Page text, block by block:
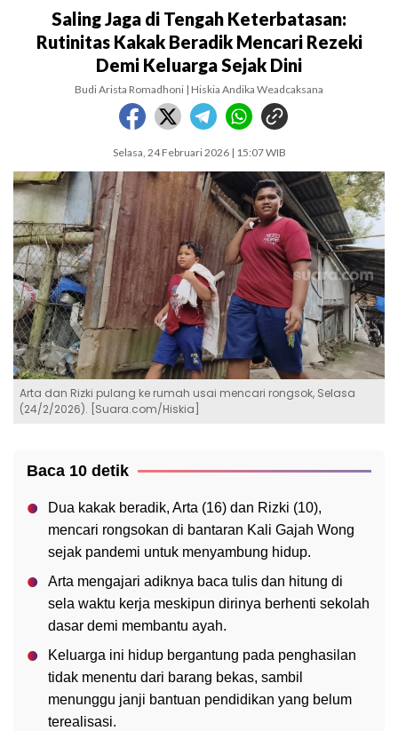
Saling Jaga di Tengah Keterbatasan:
Rutinitas Kakak Beradik Mencari Rezeki
Demi Keluarga Sejak Dini
Budi Arista Romadhoni | Hiskia Andika Weadcaksana
Selasa, 24 Februari 2026 | 15:07 WIB
Arta dan Rizki pulang ke rumah usai mencari rongsok, Selasa
(24/2/2026). [Suara.com/Hiskia]
Baca 10 detik
Dua kakak beradik, Arta (16) dan Rizki (10),
mencari rongsokan di bantaran Kali Gajah Wong
sejak pandemi untuk menyambung hidup.
Arta mengajari adiknya baca tulis dan hitung di
sela waktu kerja meskipun dirinya berhenti sekolah
dasar demi membantu ayah.
Keluarga ini hidup bergantung pada penghasilan
tidak menentu dari barang bekas, sambil
menunggu janji bantuan pendidikan yang belum
terealisasi.